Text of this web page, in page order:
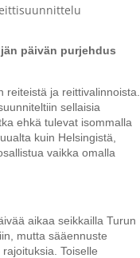
päivän purjehdus
reiteistä ja reittivalinnoista.
sellaisia
ehkä tulevat isommalla
kuin Helsingistä,
vaikka omalla
aikaa seikkailla Turun
mutta sääennuste
Toiselle